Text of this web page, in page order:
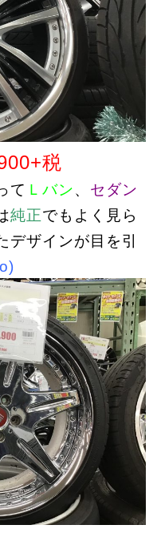
税
て Ｌバン、 セダン
純正でもよく見ら
ザインが目を引